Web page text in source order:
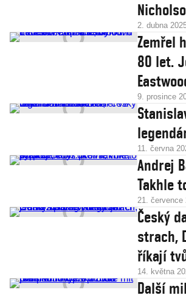
2. dubna
Zemřel
80 let.
9. prosince
11. června
Andrej
Takhle
21. července
Český
strach,
říkají
14. května
Další